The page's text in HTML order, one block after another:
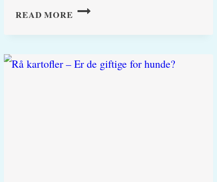
READ MORE JULESTJERNEFORGIFTNING
PULCHERRIMA)